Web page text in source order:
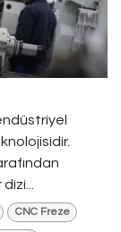
CNC Freze